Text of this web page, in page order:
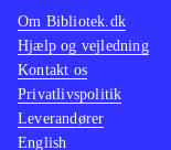
Om Bibliotek.dk
Hjælp og vejledning
Kontakt os
Privatlivspolitik
Leverandører
English